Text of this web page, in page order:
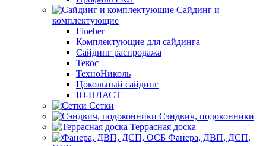
Сайдинг и
комплектующие
Fineber
Комплектующие для сайдинга
Сайдинг распродажа
Текос
ТехноНиколь
Цокольный сайдинг
Ю-ПЛАСТ
Сетки
Сэндвич, подоконники
Террасная доска
Фанера, ДВП, ДСП,